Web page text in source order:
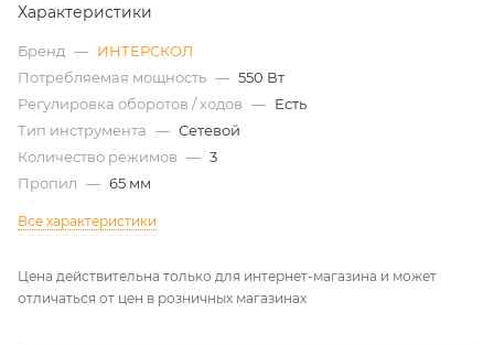
Характеристики
Бренд — ИНТЕРСКОЛ
Потребляемая мощность — 550 Вт
Регулировка оборотов / ходов — Есть
Тип инструмента — Сетевой
Количество режимов — 3
Пропил — 65 мм
Все характеристики
Цена действительна только для интернет-магазина и может
отличаться от цен в розничных магазинах